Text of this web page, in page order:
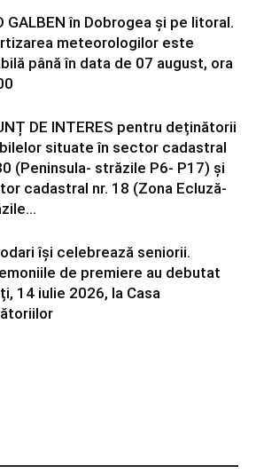
GALBEN în Dobrogea și pe litoral.
meteorologilor este
până în data de 07 august, ora
DE INTERES pentru deținătorii
situate în sector cadastral
(Peninsula- străzile P6- P17) și
cadastral nr. 18 (Zona Ecluză-
își celebrează seniorii.
de premiere au debutat
14 iulie 2026, la Casa